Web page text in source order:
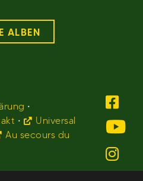
ALBEN
•
•
Universal
Au secours du